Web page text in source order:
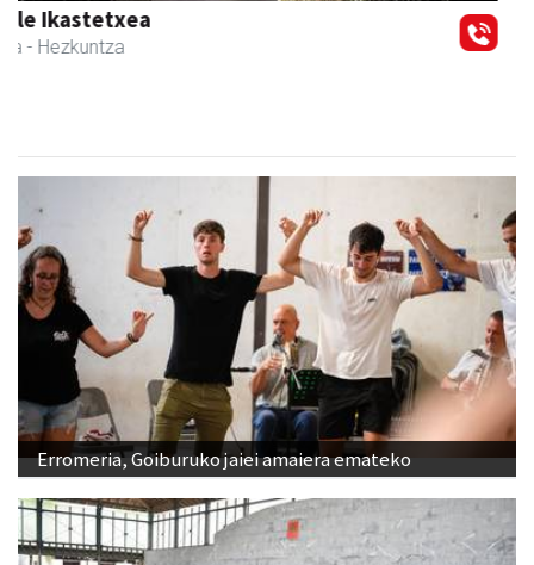
Txindoki taberna
Andoain -
Erromeria, Goiburuko jaiei amaiera emateko